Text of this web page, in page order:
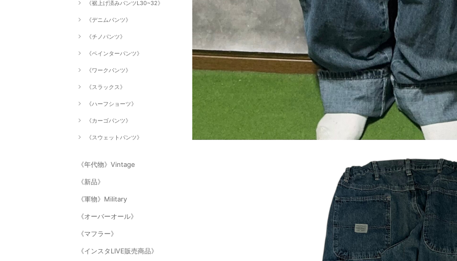
《裾上げ済みパンツL30~32》
《デニムパンツ》
《チノパンツ》
《ペインターパンツ》
《ワークパンツ》
《スラックス》
《ハーフショーツ》
《カーゴパンツ》
《スウェットパンツ》
《年代物》Vintage
《新品》
《軍物》Military
《オーバーオール》
《マフラー》
《インスタLIVE販売商品》